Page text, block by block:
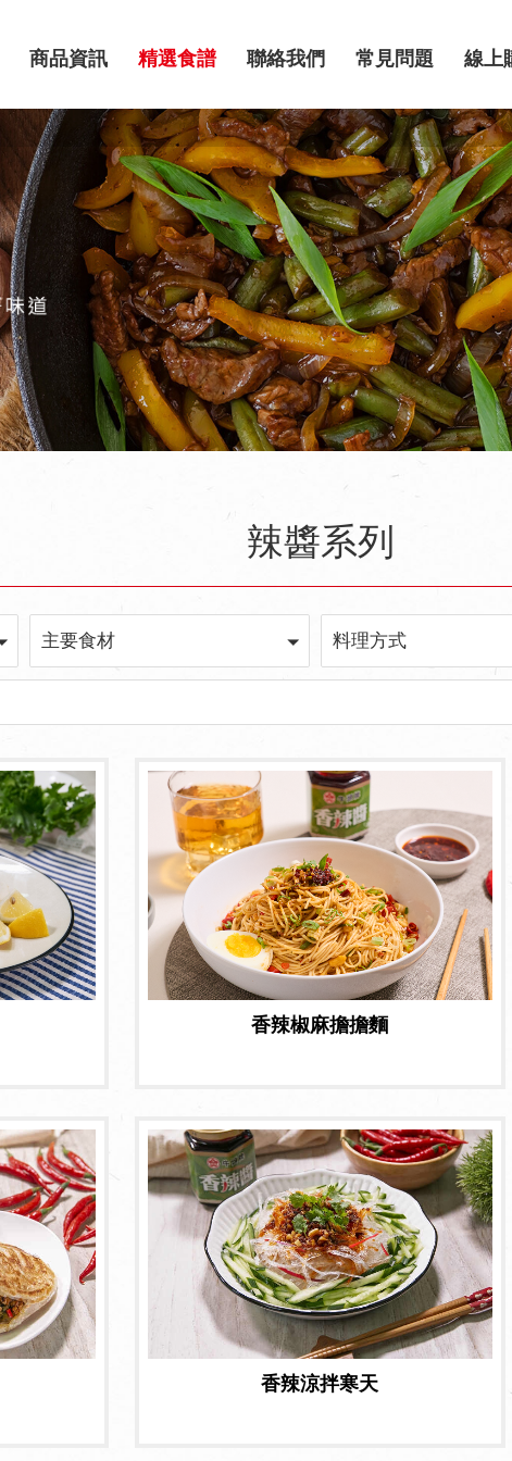
商品資訊 精選食譜 聯絡我們 常見問題 線上
辣醬系列
主要食材 料理方式
香辣椒麻擔擔麵
香辣涼拌寒天